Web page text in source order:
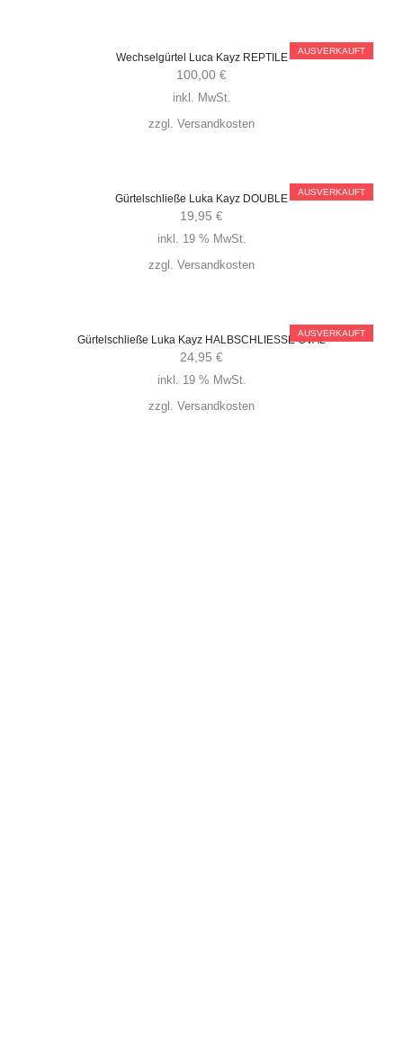
AUSVERKAUFT
Wechselgürtel Luca Kayz REPTILE
100,00 €
inkl. MwSt.
zzgl. Versandkosten
AUSVERKAUFT
Gürtelschließe Luka Kayz DOUBLE
19,95 €
inkl. 19 % MwSt.
zzgl. Versandkosten
AUSVERKAUFT
Gürtelschließe Luka Kayz HALBSCHLIESSE OVAL
24,95 €
inkl. 19 % MwSt.
zzgl. Versandkosten